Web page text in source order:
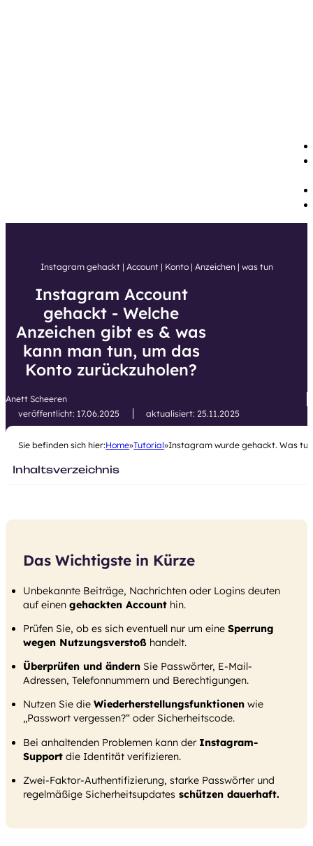
Instagram gehackt | Account | Konto | Anzeichen | was tun
Instagram Account
gehackt - Welche
Anzeichen gibt es & was
kann man tun, um das
Konto zurückzuholen?
Anett Scheeren
veröffentlicht: 17.06.2025
aktualisiert: 25.11.2025
Sie befinden sich hier:Home Tutorial Instagram wurde gehackt. Was
Inhaltsverzeichnis
Das Wichtigste in Kürze
Unbekannte Beiträge, Nachrichten oder Logins deuten
auf einen gehackten Accounthin.
Prüfen Sie, ob es sich eventuell nur um eine Sperrung
wegen Nutzungsverstoßhandelt.
Überprüfen und ändernSie Passwörter, E-Mail-
Adressen, Telefonnummern und Berechtigungen.
Nutzen Sie die Wiederherstellungsfunktionenwie
„Passwort vergessen?“ oder Sicherheitscode.
Bei anhaltenden Problemen kann der Instagram-
Supportdie Identität verifizieren.
Zwei-Faktor-Authentifizierung, starke Passwörter und
regelmäßige Sicherheitsupdates schützen dauerhaft.